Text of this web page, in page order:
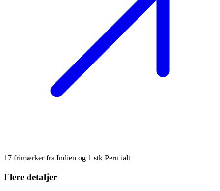
17 frimærker fra Indien og 1 stk Peru ialt
Flere detaljer